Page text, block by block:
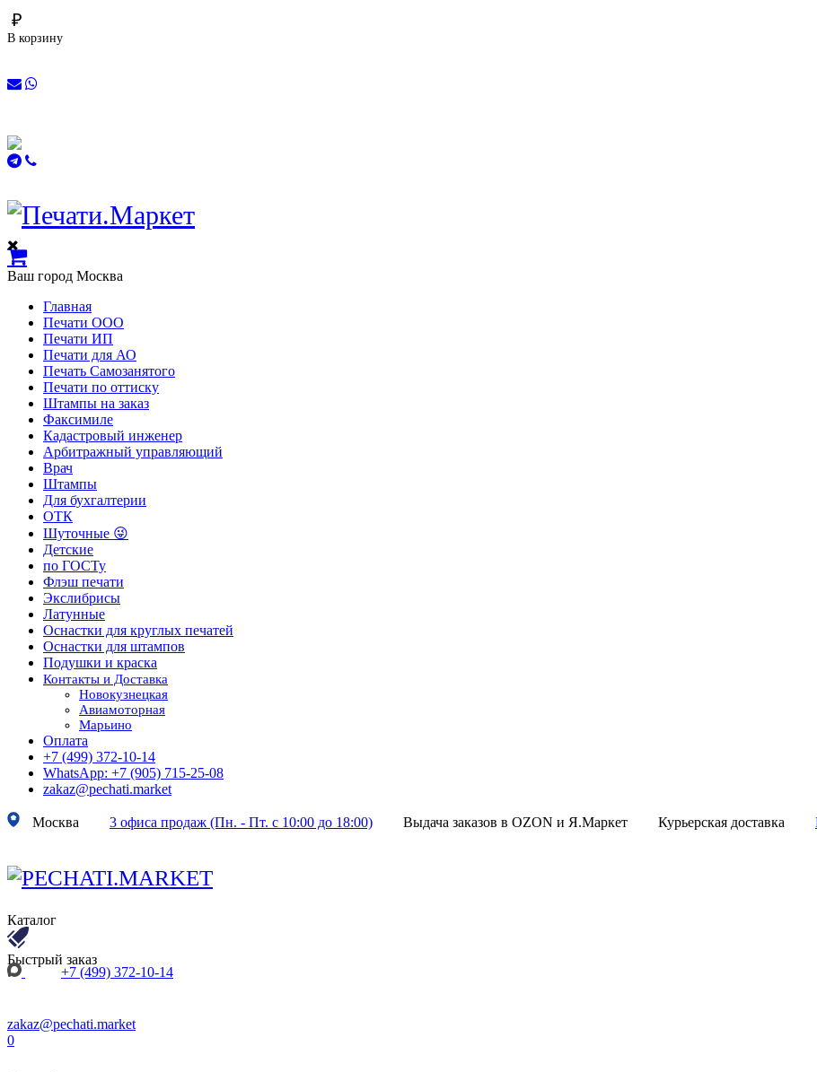
₽
В корзину
Ваш город Москва
Главная
Печати ООО
Печати ИП
Печати для АО
Печать Самозанятого
Печати по оттиску
Штампы на заказ
Факсимиле
Кадастровый инженер
Арбитражный управляющий
Врач
Штампы
Для бухгалтерии
ОТК
Шуточные 😜
Детские
по ГОСТу
Флэш печати
Экслибрисы
Латунные
Оснастки для круглых печатей
Оснастки для штампов
Подушки и краска
Контакты и Доставка
Новокузнецкая
Авиамоторная
Марьино
Оплата
+7 (499) 372-10-14
WhatsApp: +7 (905) 715-25-08
zakaz@pechati.market
Москва 3 офиса продаж (Пн. - Пт. с 10:00 до 18:00) Выдача заказов в OZON и Я.Маркет Курьерская доставка
Каталог
Быстрый заказ
+7 (499) 372-10-14
zakaz@pechati.market
0